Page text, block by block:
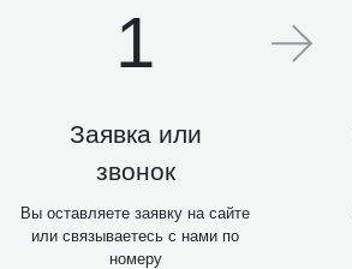
1
Заявка или
звонок
Вы оставляете заявку на сайте
или связываетесь с нами по
номеру